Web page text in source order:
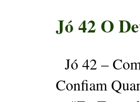
Jó 42 O
Jó 42 –
Confiam